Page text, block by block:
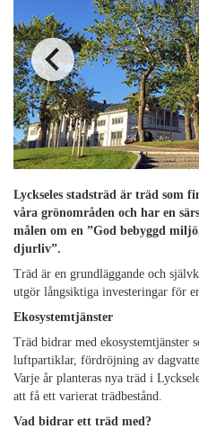
Lyckseles stadsträd är träd som
våra grönområden och har en
målen om en ”God bebyggd
djurliv”.
Träd är en grundläggande och
utgör långsiktiga investeringar för
Ekosystemtjänster
Träd bidrar med ekosystemtjänster
luftpartiklar, fördröjning av
Varje år planteras nya träd i
att få ett varierat trädbestånd.
Vad bidrar ett träd med?